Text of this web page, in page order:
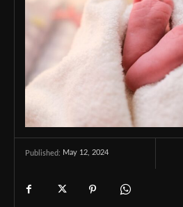
Published: May 12, 2024